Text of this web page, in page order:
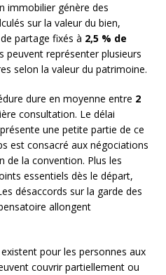
immobilier génère des
sur la valeur du bien,
partage fixés à 2,5 % de
peuvent représenter plusieurs
selon la valeur du patrimoine.
dure en moyenne entre 2
consultation. Le délai
une petite partie de ce
est consacré aux négociations
de la convention. Plus les
essentiels dès le départ,
désaccords sur la garde des
allongent
existent pour les personnes aux
couvrir partiellement ou